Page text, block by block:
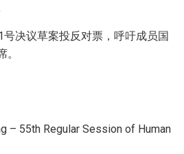
决议草案投反对票，呼吁成员国
– 55th Regular Session of Human